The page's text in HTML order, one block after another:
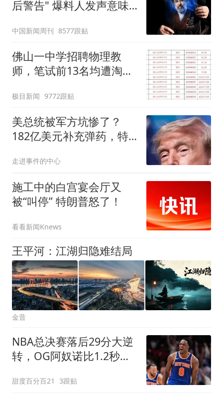
后警告" 爆料人发声意味
中国新闻周刊 8577跟贴
佛山一中学招聘物理教
师，笔试前13名均遭淘
聘，成立调查组全面核查
极目新闻 9772跟贴
美总统被军方坑惨了？
182亿美元补充弹药，特
走进事件的中心
施工中的白宫宴会厅又
被“叫停” 特朗普怒了！
看看新闻Knews
王平河：江湖归隐难结局
金昔
NBA总决赛落后29分大逆
转，OG阿奴诺比1.2秒绝
甜度百分百21 3跟贴